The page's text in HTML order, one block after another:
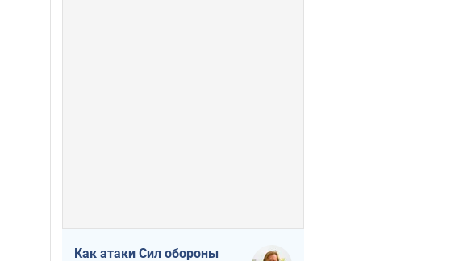
Как атаки Сил обороны